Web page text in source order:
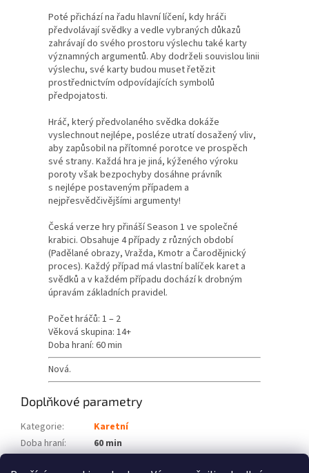
Poté přichází na řadu hlavní líčení, kdy hráči
předvolávají svědky a vedle vybraných důkazů
zahrávají do svého prostoru výslechu také karty
významných argumentů. Aby dodrželi souvislou linii
výslechu, své karty budou muset řetězit
prostřednictvím odpovídajících symbolů
předpojatosti.
Hráč, který předvolaného svědka dokáže
vyslechnout nejlépe, posléze utratí dosažený vliv,
aby zapůsobil na přítomné porotce ve prospěch
své strany. Každá hra je jiná, kýženého výroku
poroty však bezpochyby dosáhne právník
s nejlépe postaveným případem a
nejpřesvědčivějšími argumenty!
Česká verze hry přináší Season 1 ve společné
krabici. Obsahuje 4 případy z různých období
(Padělané obrazy, Vražda, Kmotr a Čarodějnický
proces). Každý případ má vlastní balíček karet a
svědků a v každém případu dochází k drobným
úpravám základních pravidel.
Počet hráčů: 1 – 2
Věková skupina: 14+
Doba hraní: 60 min
Nová.
Doplňkové parametry
Kategorie:
Karetní
Doba hraní:
60 min